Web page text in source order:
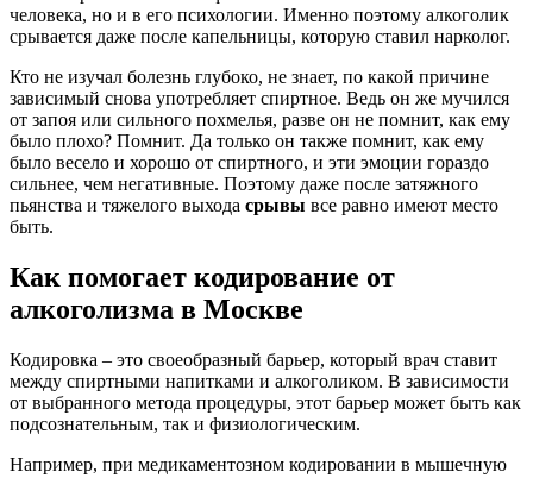
человека, но и в его психологии. Именно поэтому алкоголик
срывается даже после капельницы, которую ставил нарколог.
Кто не изучал болезнь глубоко, не знает, по какой причине
зависимый снова употребляет спиртное. Ведь он же мучился
от запоя или сильного похмелья, разве он не помнит, как ему
было плохо? Помнит. Да только он также помнит, как ему
было весело и хорошо от спиртного, и эти эмоции гораздо
сильнее, чем негативные. Поэтому даже после затяжного
пьянства и тяжелого выхода срывы все равно имеют место
быть.
Как помогает кодирование от
алкоголизма в Москве
Кодировка – это своеобразный барьер, который врач ставит
между спиртными напитками и алкоголиком. В зависимости
от выбранного метода процедуры, этот барьер может быть как
подсознательным, так и физиологическим.
Например, при медикаментозном кодировании в мышечную